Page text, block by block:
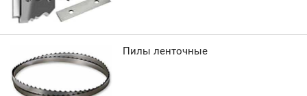
Пилы ленточные